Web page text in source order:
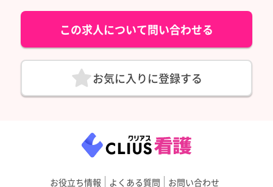
この求人について問い合わせる
お気に入りに登録する
お役立ち情報 よくある質問 お問い合わせ